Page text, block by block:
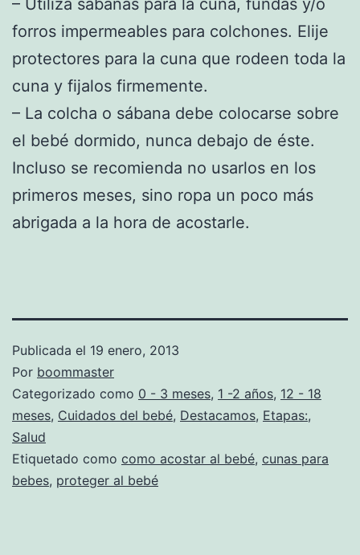
– Utiliza sábanas para la cuna, fundas y/o
forros impermeables para colchones. Elije
protectores para la cuna que rodeen toda la
cuna y fijalos firmemente.
– La colcha o sábana debe colocarse sobre
el bebé dormido, nunca debajo de éste.
Incluso se recomienda no usarlos en los
primeros meses, sino ropa un poco más
abrigada a la hora de acostarle.
Publicada el 19 enero, 2013
Por boommaster
Categorizado como 0 - 3 meses, 1 -2 años, 12 - 18
meses, Cuidados del bebé, Destacamos, Etapas:,
Salud
Etiquetado como como acostar al bebé, cunas para
bebes, proteger al bebé